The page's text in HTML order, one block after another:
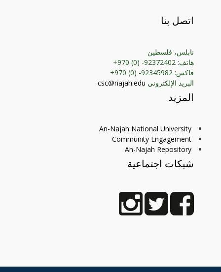
اتصل بنا
نابلس، فلسطين
هاتف: 92372402- (0) 970+
فاكس: 92345982- (0) 970+
البريد الإلكتروني csc@najah.edu
المزيد
An-Najah National University
Community Engagement
An-Najah Repository
شبكات اجتماعية